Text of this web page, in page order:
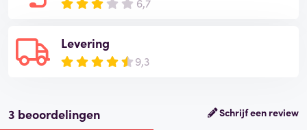
Levering
9,3
3 beoordelingen Schrijf een review